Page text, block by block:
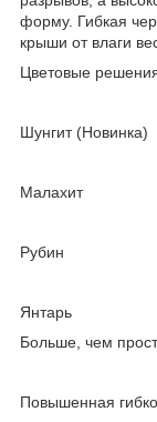
форму. Гибкая
крыши от влаги
Цветовые
Шунгит (Новинка)
Малахит
Рубин
Янтарь
Больше, чем
Повышенная